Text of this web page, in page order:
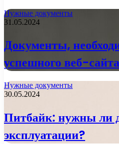
Нужные документы
31.05.2024
Документы,
успешного веб-сайта
Нужные документы
30.05.2024
Питбайк: нужны ли
эксплуатации?